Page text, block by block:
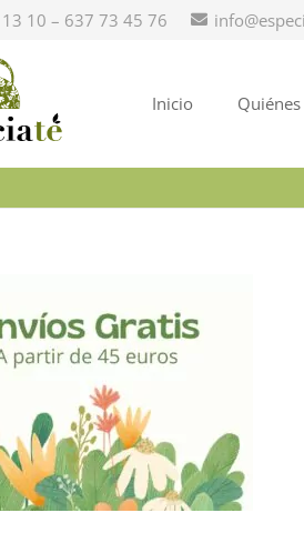
10 – 637 73 45 76
Inicio